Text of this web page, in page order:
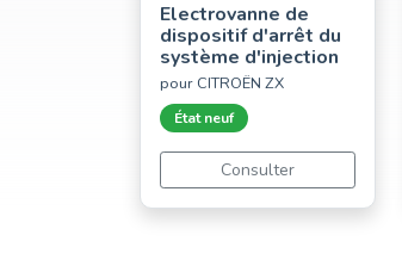
Electrovanne de
dispositif d'arrêt du
système d'injection
pour CITROËN ZX
État neuf
Consulter